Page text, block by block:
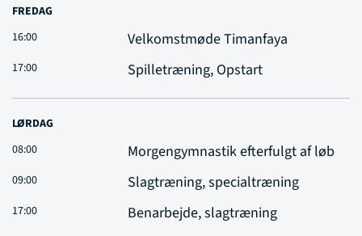
FREDAG
16:00
Velkomstmøde Timanfaya
17:00 Spilletræning, Opstart
LØRDAG
08:00
Morgengymnastik efterfulgt af løb
09:00 Slagtræning, specialtræning
17:00 Benarbejde, slagtræning